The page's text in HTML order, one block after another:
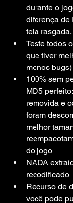
durante o
diferença de
tela
Teste todos
que tiver
menos
100% sem
MD5
removida e
foram
melhor
do jogo
NADA
recodificado
Recurso de
você pode